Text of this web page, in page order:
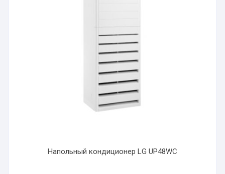
Напольный кондиционер LG UP48WC